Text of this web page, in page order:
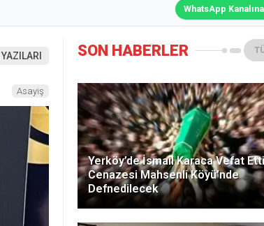
WhatsApp Kanalına
Asayiş
SON HABERLER
Yerköy’de İsmail Karaca Vefat
Cenazesi Mahsenli Köyü’nde
Defnedilecek